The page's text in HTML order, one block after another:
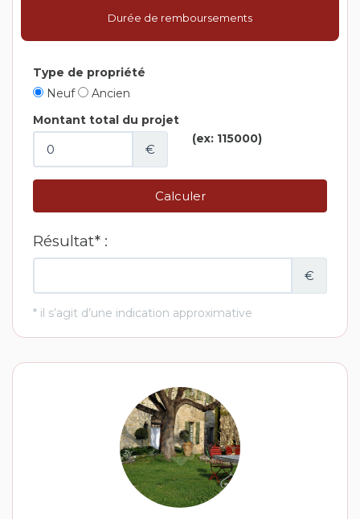
Durée de remboursements